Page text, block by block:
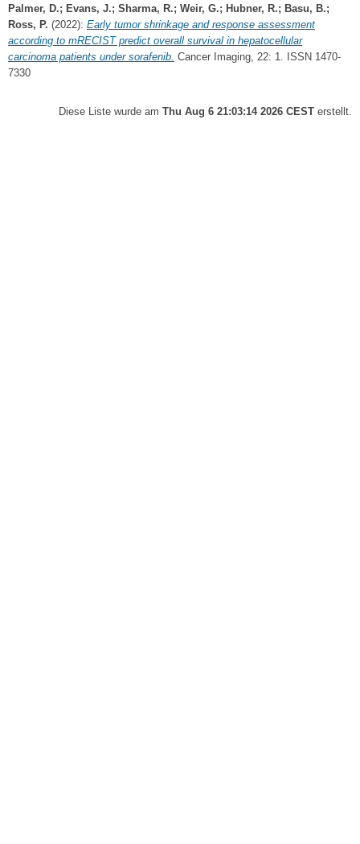
Palmer, D.; Evans, J.; Sharma, R.; Weir, G.; Hubner, R.; Basu, B.;
Ross, P. (2022): Early tumor shrinkage and response assessment
according to mRECIST predict overall survival in hepatocellular
carcinoma patients under sorafenib. Cancer Imaging, 22: 1. ISSN 1470-
7330
Diese Liste wurde am Thu Aug 6 21:03:14 2026 CEST erstellt.